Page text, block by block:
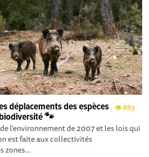
883
déplacements des espèces
🐾
l’environnement de 2007 et les lois qui
est faite aux collectivités
zones...